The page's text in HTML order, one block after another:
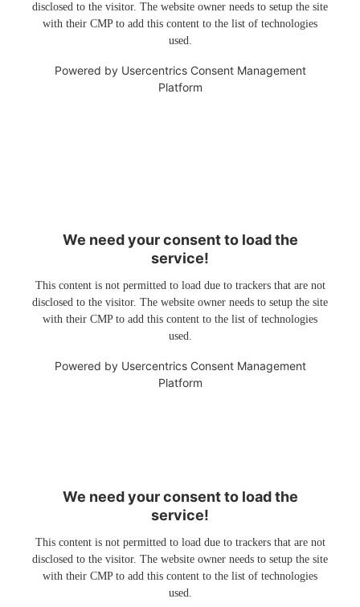
disclosed to the visitor. The website owner needs to setup the site
with their CMP to add this content to the list of technologies
used.
Powered by Usercentrics Consent Management
Platform
We need your consent to load the
service!
This content is not permitted to load due to trackers that are not
disclosed to the visitor. The website owner needs to setup the site
with their CMP to add this content to the list of technologies
used.
Powered by Usercentrics Consent Management
Platform
We need your consent to load the
service!
This content is not permitted to load due to trackers that are not
disclosed to the visitor. The website owner needs to setup the site
with their CMP to add this content to the list of technologies
used.